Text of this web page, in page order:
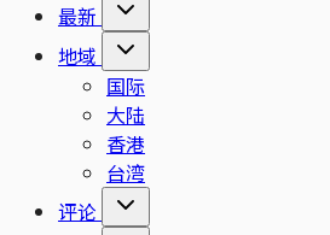
最新
地域
国际
大陆
香港
台湾
评论